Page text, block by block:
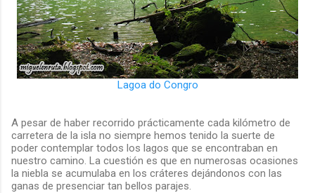
Lagoa do Congro
A pesar de haber recorrido prácticamente cada kilómetro de
carretera de la isla no siempre hemos tenido la suerte de
poder contemplar todos los lagos que se encontraban en
nuestro camino. La cuestión es que en numerosas ocasiones
la niebla se acumulaba en los cráteres dejándonos con las
ganas de presenciar tan bellos parajes.